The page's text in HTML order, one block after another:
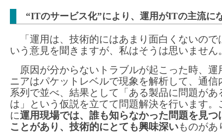
“ITのサービス化”により、運用がITの主流に
「運用は、技術的にはあまり面白くないので
いう意見を聞きますが、私はそうは思いません
原因が分からないトラブルが起こった時、運
ニアはパケットレベルで現象を解析して、通信
系列で並べ、結果として「ある製品に問題があ
は」という仮説を立てて問題解決を行います。
に運用現場では、誰も知らなかった問題を見つ
ことがあり、技術的にとても興味深いものがあ